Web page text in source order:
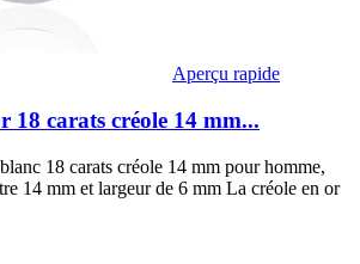
Aperçu rapide
18 carats créole 14 mm...
18 carats créole 14 mm pour homme,
14 mm et largeur de 6 mm La créole en or